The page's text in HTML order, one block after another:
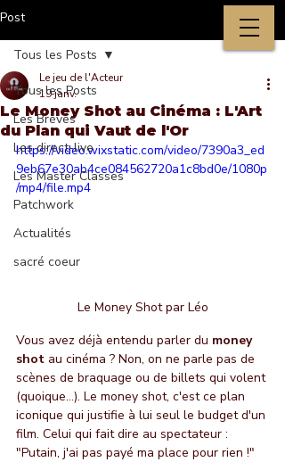
Post
Tous les Posts
Les Brèves
Les direct-live
Les Master Classes
Patchwork
Actualités
sacré coeur
Tous les Posts
Le Money Shot au Cinéma : L'Art
du Plan qui Vaut de l'Or
Le jeu de l'Acteur
19 janv.
https://video.wixstatic.com/video/7390a3_ed
9eb67e30ab4ce084562720a1c8bd0e/1080p
/mp4/file.mp4
Le Money Shot par Léo
Vous avez déjà entendu parler du money
shot au cinéma ? Non, on ne parle pas de
scènes de braquage ou de billets qui volent
(quoique...). Le money shot, c'est ce plan
iconique qui justifie à lui seul le budget d'un
film. Celui qui fait dire au spectateur :
"Putain, j'ai pas payé ma place pour rien !"